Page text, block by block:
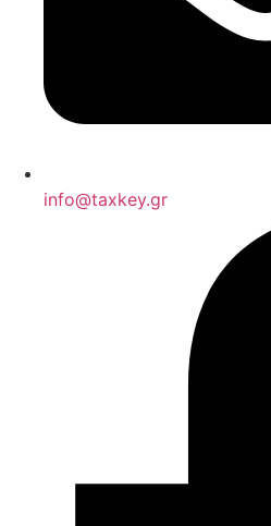
info@taxkey.gr